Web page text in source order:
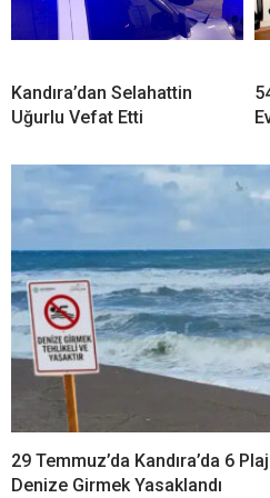
Kandıra’dan Selahattin
Uğurlu Vefat Etti
29 Temmuz’da Kandıra’da 6
Denize Girmek Yasaklandı